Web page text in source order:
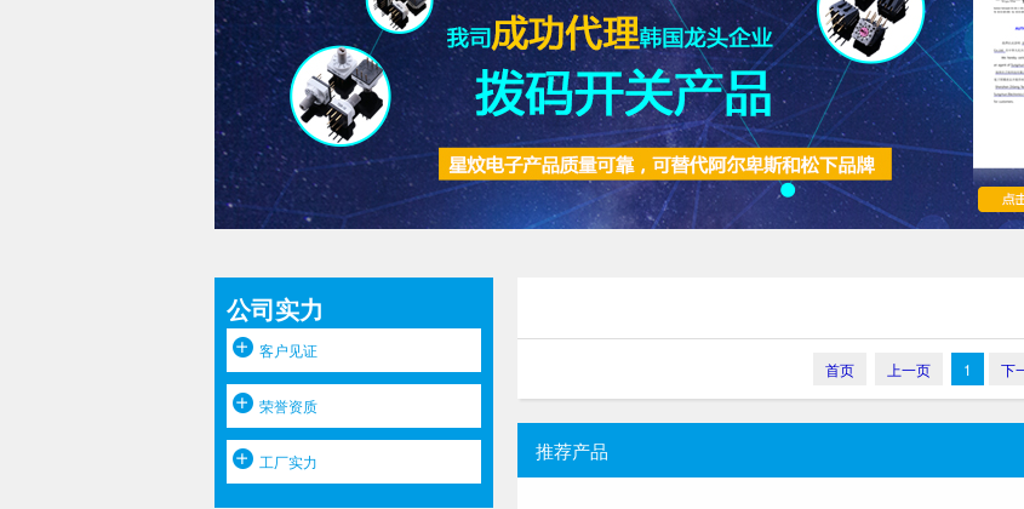
公司实力
客户见证
荣誉资质
工厂实力
首页 上一页 1 下
推荐产品